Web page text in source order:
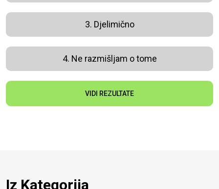
3. Djelimično
4. Ne razmišljam o tome
VIDI REZULTATE
Iz Kategorija